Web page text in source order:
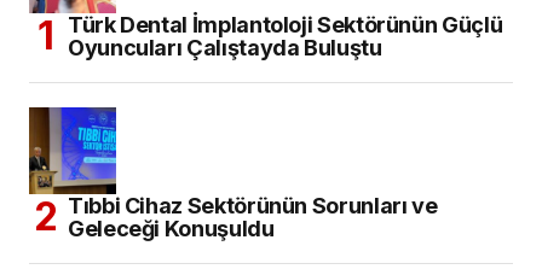
Türk Dental İmplantoloji Sektörünün Güçlü
Oyuncuları Çalıştayda Buluştu
Tıbbi Cihaz Sektörünün Sorunları ve
Geleceği Konuşuldu